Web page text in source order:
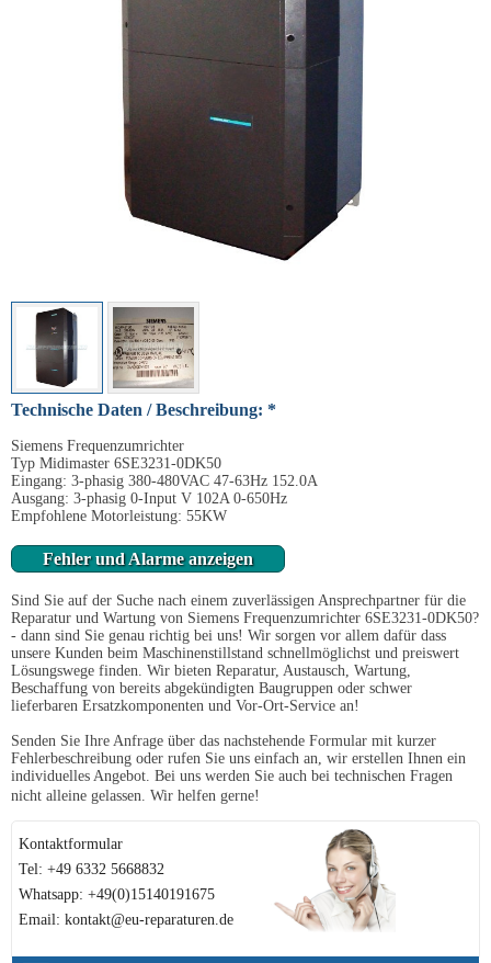
Technische Daten / Beschreibung: *
Siemens Frequenzumrichter
Typ Midimaster 6SE3231-0DK50
Eingang: 3-phasig 380-480VAC 47-63Hz 152.0A
Ausgang: 3-phasig 0-Input V 102A 0-650Hz
Empfohlene Motorleistung: 55KW
Fehler und Alarme anzeigen
Sind Sie auf der Suche nach einem zuverlässigen Ansprechpartner für die
Reparatur und Wartung von Siemens Frequenzumrichter 6SE3231-0DK50?
- dann sind Sie genau richtig bei uns! Wir sorgen vor allem dafür dass
unsere Kunden beim Maschinenstillstand schnellmöglichst und preiswert
Lösungswege finden. Wir bieten Reparatur, Austausch, Wartung,
Beschaffung von bereits abgekündigten Baugruppen oder schwer
lieferbaren Ersatzkomponenten und Vor-Ort-Service an!
Senden Sie Ihre Anfrage über das nachstehende Formular mit kurzer
Fehlerbeschreibung oder rufen Sie uns einfach an, wir erstellen Ihnen ein
individuelles Angebot. Bei uns werden Sie auch bei technischen Fragen
nicht alleine gelassen. Wir helfen gerne!
Kontaktformular
Tel: +49 6332 5668832
Whatsapp: +49(0)15140191675
Email: kontakt@eu-reparaturen.de